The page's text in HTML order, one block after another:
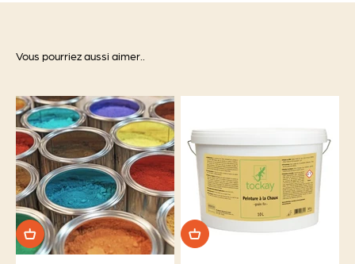
Vous pourriez aussi aimer..